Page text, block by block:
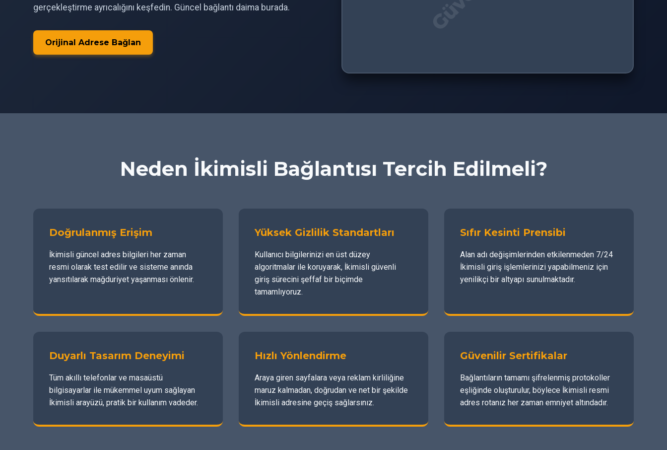
gerçekleştirme ayrıcalığını keşfedin. Güncel bağlantı daima burada.
Orijinal Adrese Bağlan
Neden İkimisli Bağlantısı Tercih Edilmeli?
Doğrulanmış Erişim
İkimisli güncel adres bilgileri her zaman
resmi olarak test edilir ve sisteme anında
yansıtılarak mağduriyet yaşanması önlenir.
Yüksek Gizlilik Standartları
Kullanıcı bilgilerinizi en üst düzey
algoritmalar ile koruyarak, İkimisli güvenli
giriş sürecini şeffaf bir biçimde
tamamlıyoruz.
Sıfır Kesinti Prensibi
Alan adı değişimlerinden etkilenmeden 7/24
İkimisli giriş işlemlerinizi yapabilmeniz için
yenilikçi bir altyapı sunulmaktadır.
Duyarlı Tasarım Deneyimi
Tüm akıllı telefonlar ve masaüstü
bilgisayarlar ile mükemmel uyum sağlayan
İkimisli arayüzü, pratik bir kullanım vadeder.
Hızlı Yönlendirme
Araya giren sayfalara veya reklam kirliliğine
maruz kalmadan, doğrudan ve net bir şekilde
İkimisli adresine geçiş sağlarsınız.
Güvenilir Sertifikalar
Bağlantıların tamamı şifrelenmiş protokoller
eşliğinde oluşturulur, böylece İkimisli resmi
adres rotanız her zaman emniyet altındadır.